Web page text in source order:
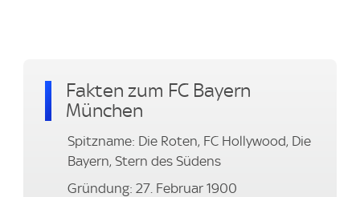
Fakten zum FC Bayern
München
Spitzname: Die Roten, FC Hollywood, Die
Bayern, Stern des Südens
Gründung: 27. Februar 1900